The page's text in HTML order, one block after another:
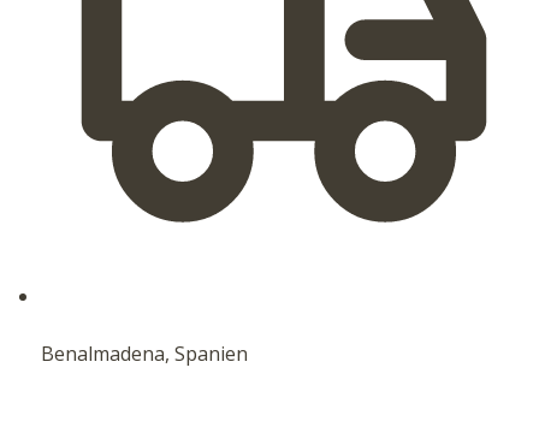
Benalmadena, Spanien